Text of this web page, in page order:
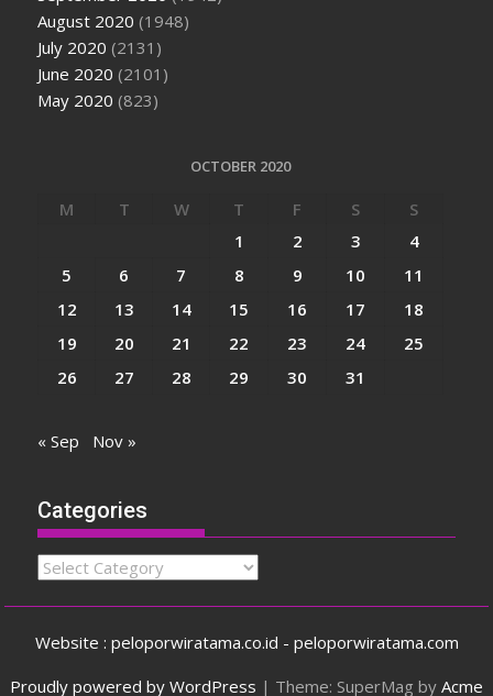
August 2020 (1948)
July 2020 (2131)
June 2020 (2101)
May 2020 (823)
OCTOBER 2020
M T W T F S
S
1
2 3
4
5
6 7 8 9 10
11
12
13 14 15 16 17
18
19
20 21 22 23 24
25
26
27 28 29 30 31
« Sep Nov »
Categories
Categories
Website : peloporwiratama.co.id - peloporwiratama.com
Proudly powered by WordPress | Theme: SuperMag by Acme